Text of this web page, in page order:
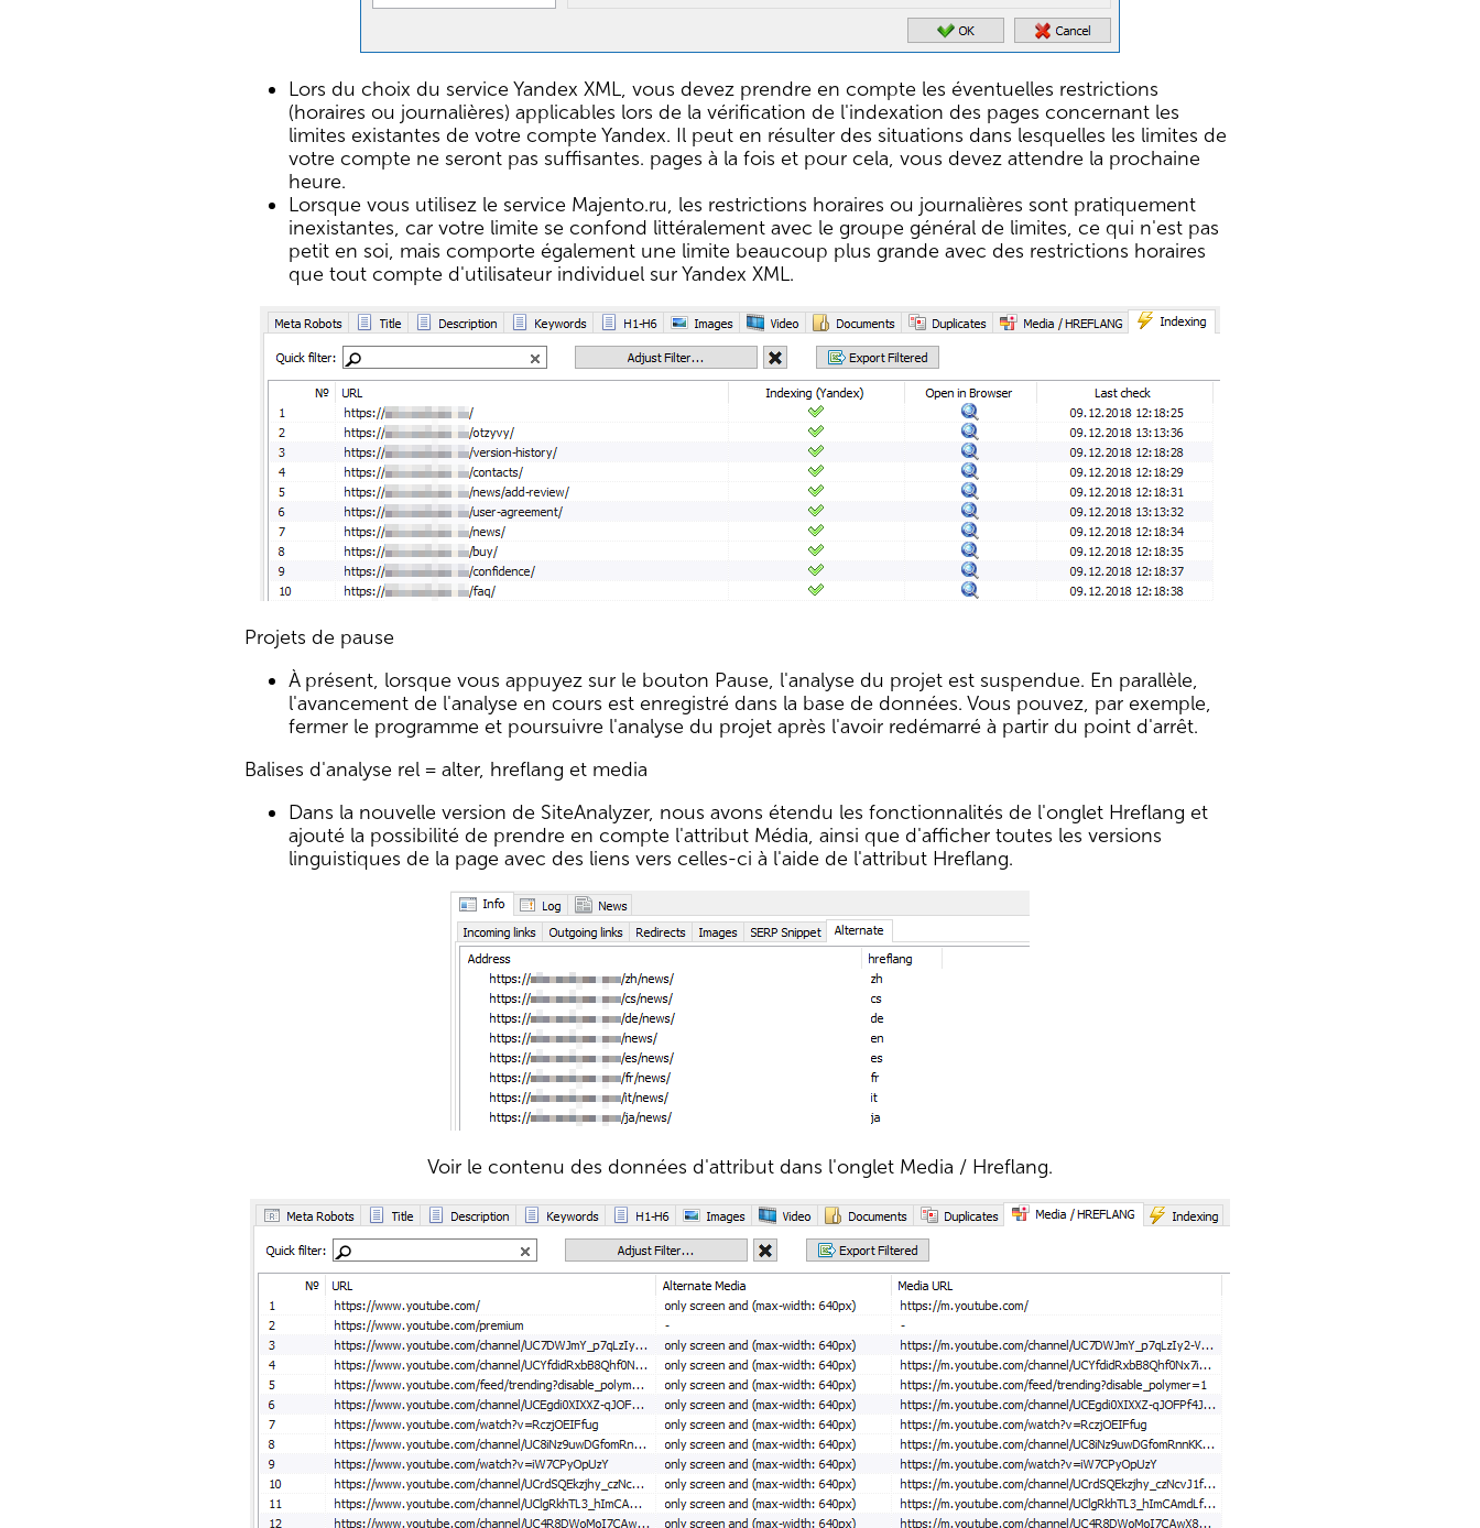
Lors du choix du service Yandex XML, vous devez prendre en compte les éventuelles restrictions
(horaires ou journalières) applicables lors de la vérification de l'indexation des pages concernant les
limites existantes de votre compte Yandex. Il peut en résulter des situations dans lesquelles les limites de
votre compte ne seront pas suffisantes. pages à la fois et pour cela, vous devez attendre la prochaine
heure.
Lorsque vous utilisez le service Majento.ru, les restrictions horaires ou journalières sont pratiquement
inexistantes, car votre limite se confond littéralement avec le groupe général de limites, ce qui n'est pas
petit en soi, mais comporte également une limite beaucoup plus grande avec des restrictions horaires
que tout compte d'utilisateur individuel sur Yandex XML.
Projets de pause
À présent, lorsque vous appuyez sur le bouton Pause, l'analyse du projet est suspendue. En parallèle,
l'avancement de l'analyse en cours est enregistré dans la base de données. Vous pouvez, par exemple,
fermer le programme et poursuivre l'analyse du projet après l'avoir redémarré à partir du point d'arrêt.
Balises d'analyse rel = alter, hreflang et media
Dans la nouvelle version de SiteAnalyzer, nous avons étendu les fonctionnalités de l'onglet Hreflang et
ajouté la possibilité de prendre en compte l'attribut Média, ainsi que d'afficher toutes les versions
linguistiques de la page avec des liens vers celles-ci à l'aide de l'attribut Hreflang.
Voir le contenu des données d'attribut dans l'onglet Media / Hreflang.